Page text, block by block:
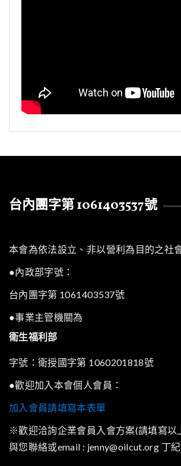
台內團字第 1061403537號
本會為依法設立、非以營利為目的之社
●內政部字號：
台內團字第 1061403537號
●事業主管機關為
衛生福利部
字號：衛授國字第 1060201818號
●歡迎加入本會個人會員：
加入會員請填寫本表單
※歡迎洽詢企業會員入會方案(請填寫以
與您聯絡或email : jenny@oilcut.org 丁